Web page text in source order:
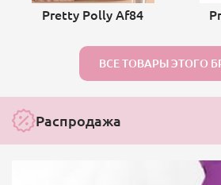
Pretty Polly Af84
ВСЕ ТОВАРЫ ЭТОГО
Распродажа